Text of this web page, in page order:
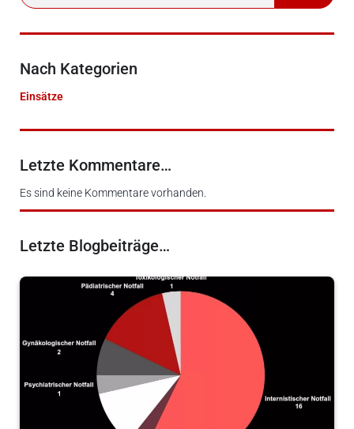
Nach Kategorien
Einsätze
Letzte Kommentare…
Es sind keine Kommentare vorhanden.
Letzte Blogbeiträge…